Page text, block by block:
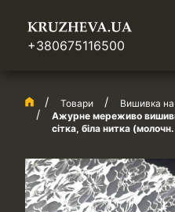
+380675116500
Товари
Вишивка на
Ажурне мереживо
сітка, біла нитка